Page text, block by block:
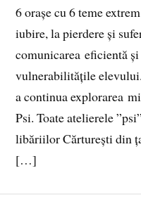
6 orașe cu 6 teme
iubire, la pierdere și
comunicarea eficientă
vulnerabilitățile
a continua explorarea
Psi. Toate atelierele
libăriilor Cărturești din
[…]